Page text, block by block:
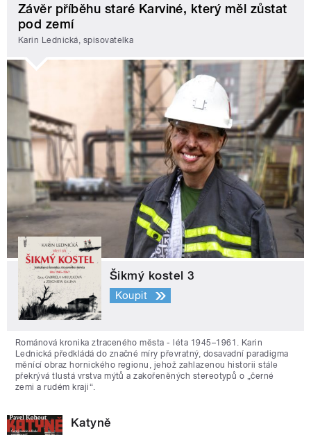
Závěr příběhu staré Karviné, který měl zůstat
pod zemí
Karin Lednická, spisovatelka
Šikmý kostel 3
Koupit
Románová kronika ztraceného města - léta 1945–1961. Karin
Lednická předkládá do značné míry převratný, dosavadní paradigma
měnící obraz hornického regionu, jehož zahlazenou historii stále
překrývá tlustá vrstva mýtů a zakořeněných stereotypů o „černé
zemi a rudém kraji“.
Katyně